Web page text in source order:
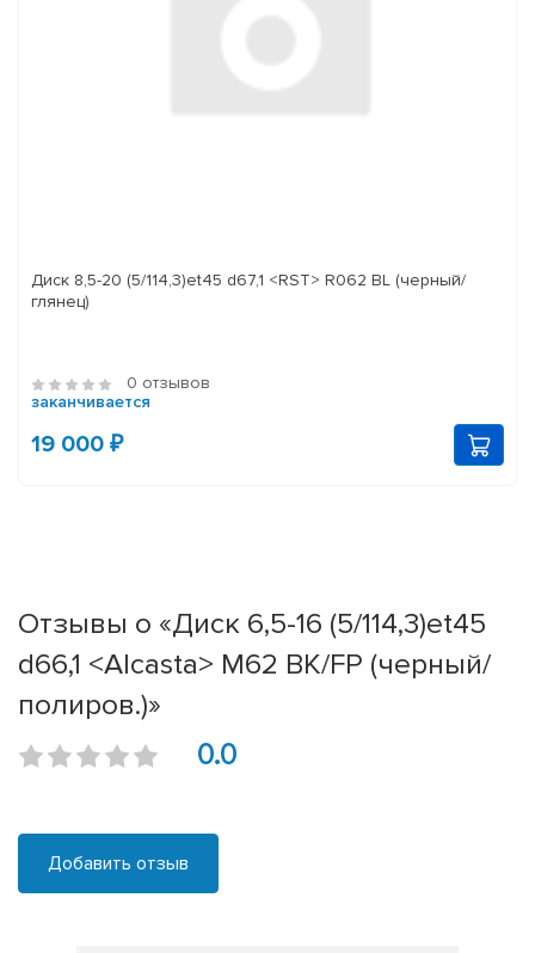
Диск 8,5-20 (5/114,3)et45 d67,1 <RST> R062 BL (черный/
глянец)
0 отзывов
заканчивается
19 000 ₽
Отзывы о «Диск 6,5-16 (5/114,3)et45
d66,1 <Alcasta> M62 BK/FP (черный/
полиров.)»
0.0
Добавить отзыв